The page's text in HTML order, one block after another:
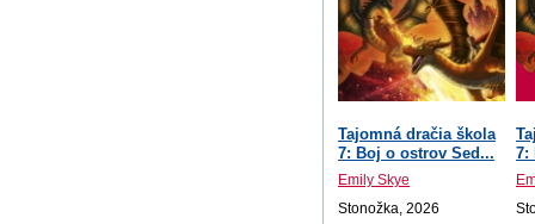
Tajomná dračia škola
7: Boj o ostrov Sed...
Emily Skye
Stonožka, 2026
7: